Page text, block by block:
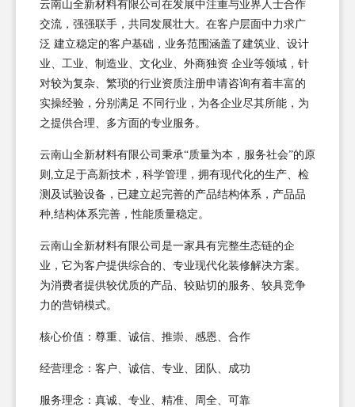
云南山全新材料有限公司在发展中注重与业界人士合作
交流，强强联手，共同发展壮大。在客户层面中力求广
泛 建立稳定的客户基础，业务范围涵盖了建筑业、设计
业、工业、制造业、文化业、外商独资 企业等领域，针
对较为复杂、繁琐的行业资质注册申请咨询有着丰富的
实操经验，分别满足 不同行业，为各企业尽其所能，为
之提供合理、多方面的专业服务。
云南山全新材料有限公司秉承“质量为本，服务社会”的原
则,立足于高新技术，科学管理，拥有现代化的生产、检
测及试验设备，已建立起完善的产品结构体系，产品品
种,结构体系完善，性能质量稳定。
云南山全新材料有限公司是一家具有完整生态链的企
业，它为客户提供综合的、专业现代化装修解决方案。
为消费者提供较优质的产品、较贴切的服务、较具竞争
力的营销模式。
核心价值：尊重、诚信、推崇、感恩、合作
经营理念：客户、诚信、专业、团队、成功
服务理念：真诚、专业、精准、周全、可靠